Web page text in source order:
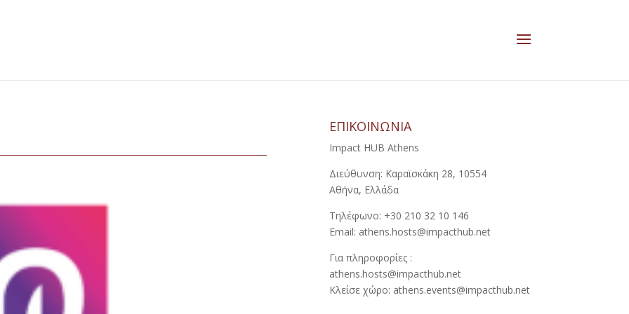
ΕΠΙΚΟΙΝΩΝΙΑ
Impact HUB Athens
Διεύθυνση: Καραϊσκάκη 28, 10554
Αθήνα, Ελλάδα
Τηλέφωνο: +30 210 32 10 146
Email: athens.hosts@impacthub.net
Για πληροφορίες :
athens.hosts@impacthub.net
Κλείσε χώρο: athens.events@impacthub.net